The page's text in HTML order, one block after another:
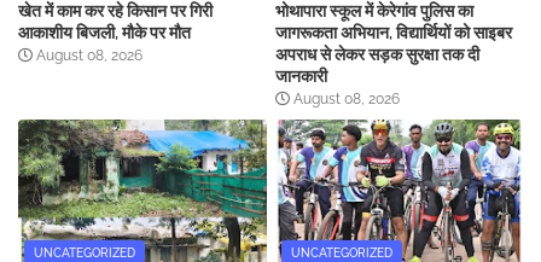
खेत में काम कर रहे किसान पर गिरी
आकाशीय बिजली, मौके पर मौत
August 08, 2026
भोथापारा स्कूल में केरेगांव पुलिस का
जागरूकता अभियान, विद्यार्थियों को साइबर
अपराध से लेकर सड़क सुरक्षा तक दी
जानकारी
August 08, 2026
UNCATEGORIZED UNCATEGORIZED